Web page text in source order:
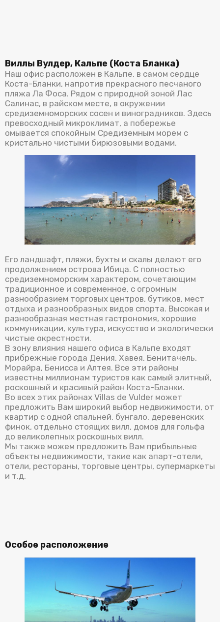
Виллы Вулдер, Кальпе (Коста Бланка)
Наш офис расположен в Кальпе, в самом сердце
Коста-Бланки, напротив прекрасного песчаного
пляжа Ла Фоса. Рядом с природной зоной Лас
Салинас, в райском месте, в окружении
средиземноморских сосен и виноградников. Здесь
превосходный микроклимат, а побережье
омывается спокойным Средиземным морем с
кристально чистыми бирюзовыми водами.
Его ландшафт, пляжи, бухты и скалы делают его
продолжением острова Ибица. С полностью
средиземноморским характером, сочетающим
традиционное и современное, с огромным
разнообразием торговых центров, бутиков, мест
отдыха и разнообразных видов спорта. Высокая и
разнообразная местная гастрономия, хорошие
коммуникации, культура, искусство и экологически
чистые окрестности.
В зону влияния нашего офиса в Кальпе входят
прибрежные города Дения, Хавея, Бенитачель,
Морайра, Бенисса и Алтея. Все эти районы
известны миллионам туристов как самый элитный,
роскошный и красивый район Коста-Бланки.
Во всех этих районах Villas de Vulder может
предложить Вам широкий выбор недвижимости, от
квартир с одной спальней, бунгало, деревенских
финок, отдельно стоящих вилл, домов для гольфа
до великолепных роскошных вилл.
Мы также можем предложить Вам прибыльные
объекты недвижимости, такие как апарт-отели,
отели, рестораны, торговые центры, супермаркеты
и т.д.
Особое расположение